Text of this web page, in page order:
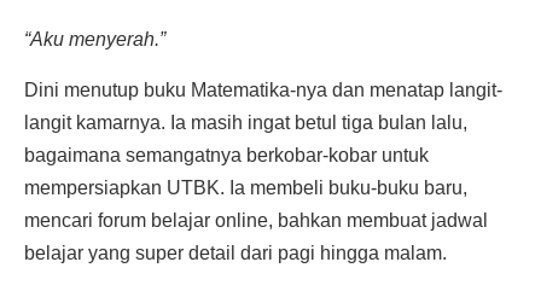
“Aku menyerah.”
Dini menutup buku Matematika-nya dan menatap langit-
langit kamarnya. Ia masih ingat betul tiga bulan lalu,
bagaimana semangatnya berkobar-kobar untuk
mempersiapkan UTBK. Ia membeli buku-buku baru,
mencari forum belajar online, bahkan membuat jadwal
belajar yang super detail dari pagi hingga malam.